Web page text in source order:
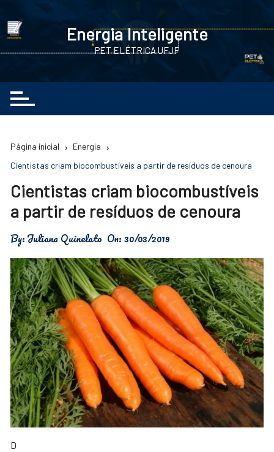
para
conteúdo
Energia Inteligente
PET ELÉTRICA UFJF
Página inicial
Energia
Cientistas criam biocombustíveis a partir de resíduos de cenoura
Cientistas criam biocombustíveis
a partir de resíduos de cenoura
By:Juliana Quinelato On:30/03/2019
D